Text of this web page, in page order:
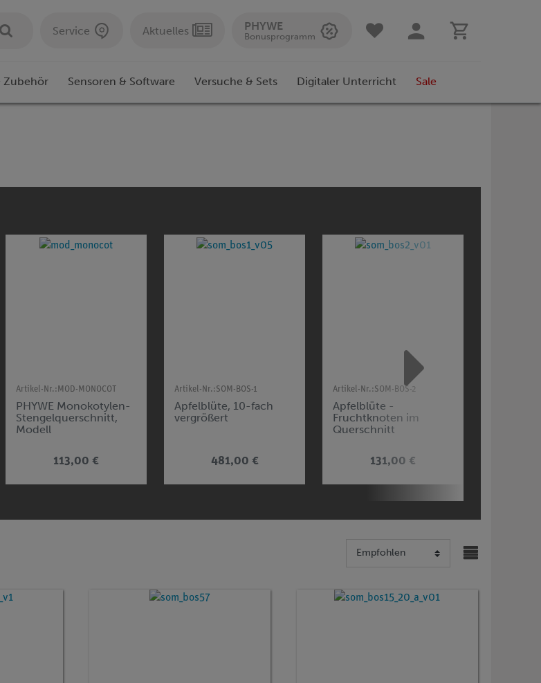
Service Aktuelles PHYWE
Bonusprogramm
Zubehör Sensoren & Software Versuche & Sets Digitaler Unterricht Sale
Artikel-Nr.: MOD-MONOCOT
PHYWE Monokotylen-
Stengelquerschnitt,
Modell
113,00 €
Artikel-Nr.:SOM-BOS-1
Apfelblüte, 10-fach
vergrößert
481,00 €
Artikel-Nr.:SOM-BOS-2
Apfelblüte -
Fruchtknoten im
Querschnitt
131,00 €